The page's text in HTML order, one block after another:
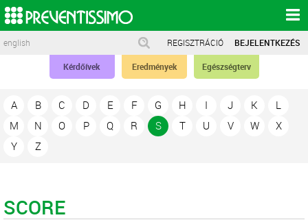
english REGISZTRÁCIÓ BEJELENTKEZÉS
Kérdőívek Eredmények Egészségterv
A B C D E F G H I J K
L
M
N O P Q R S T U V W
X
Y
Z
SCORE